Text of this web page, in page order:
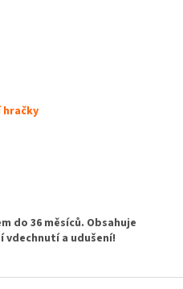
do 36 měsíců. Obsahuje
vdechnutí a udušení!